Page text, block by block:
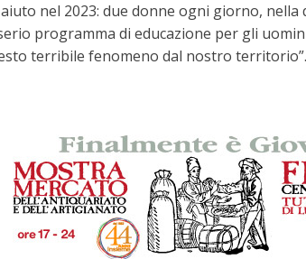
nel 2023: due donne ogni giorno, nella
programma di educazione per gli
terribile fenomeno dal nostro territorio”.